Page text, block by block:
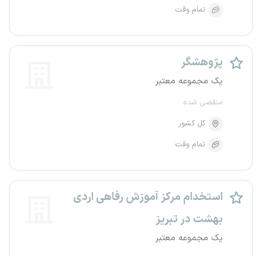
تمام وقت
پژوهشگر
یک مجموعه معتبر
منقضی شده
کل کشور
تمام وقت
استخدام مرکز آموزش رفاهی اردی
بهشت در تبریز
یک مجموعه معتبر